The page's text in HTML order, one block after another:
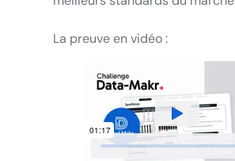
La preuve en vidéo :